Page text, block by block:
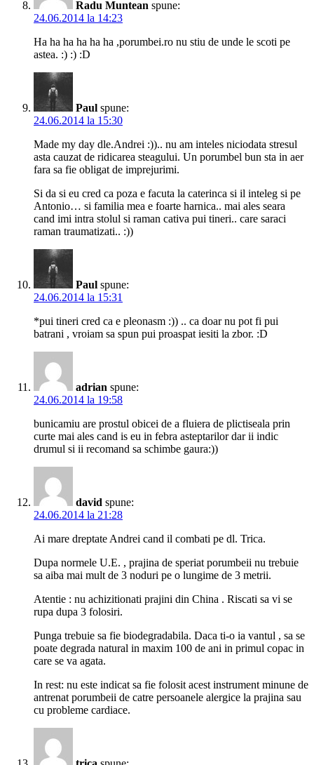
Radu Muntean spune:
24.06.2014 la 14:23
Ha ha ha ha ha ha ,porumbei.ro nu stiu de unde le scoti pe
astea. :) :) :D
Paul spune:
24.06.2014 la 15:30
Made my day dle.Andrei :)).. nu am inteles niciodata stresul
asta cauzat de ridicarea steagului. Un porumbel bun sta in aer
fara sa fie obligat de imprejurimi.
Si da si eu cred ca poza e facuta la caterinca si il inteleg si pe
Antonio… si familia mea e foarte harnica.. mai ales seara
cand imi intra stolul si raman cativa pui tineri.. care saraci
raman traumatizati.. :))
Paul spune:
24.06.2014 la 15:31
*pui tineri cred ca e pleonasm :)) .. ca doar nu pot fi pui
batrani , vroiam sa spun pui proaspat iesiti la zbor. :D
adrian spune:
24.06.2014 la 19:58
bunicamiu are prostul obicei de a fluiera de plictiseala prin
curte mai ales cand is eu in febra asteptarilor dar ii indic
drumul si ii recomand sa schimbe gaura:))
david spune:
24.06.2014 la 21:28
Ai mare dreptate Andrei cand il combati pe dl. Trica.
Dupa normele U.E. , prajina de speriat porumbeii nu trebuie
sa aiba mai mult de 3 noduri pe o lungime de 3 metrii.
Atentie : nu achizitionati prajini din China . Riscati sa vi se
rupa dupa 3 folosiri.
Punga trebuie sa fie biodegradabila. Daca ti-o ia vantul , sa se
poate degrada natural in maxim 100 de ani in primul copac in
care se va agata.
In rest: nu este indicat sa fie folosit acest instrument minune de
antrenat porumbeii de catre persoanele alergice la prajina sau
cu probleme cardiace.